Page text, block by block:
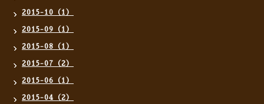
2015-10（1）
2015-09（1）
2015-08（1）
2015-07（2）
2015-06（1）
2015-04（2）